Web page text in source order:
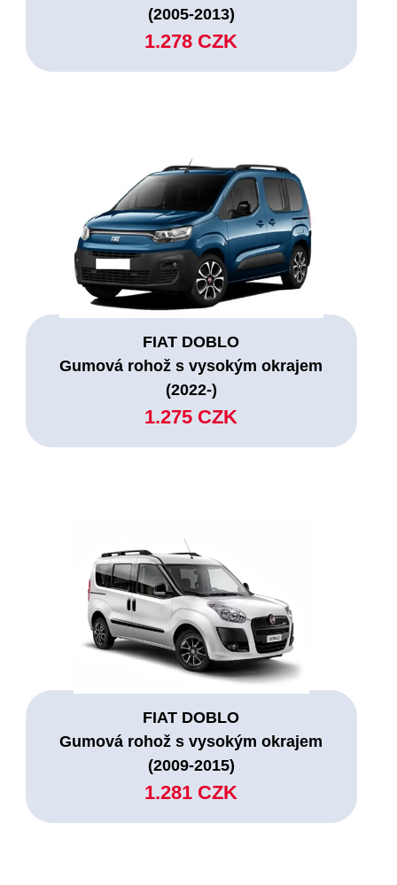
(2005-2013)
1.278 CZK
FIAT DOBLO
Gumová rohož s vysokým okrajem
(2022-)
1.275 CZK
FIAT DOBLO
Gumová rohož s vysokým okrajem
(2009-2015)
1.281 CZK